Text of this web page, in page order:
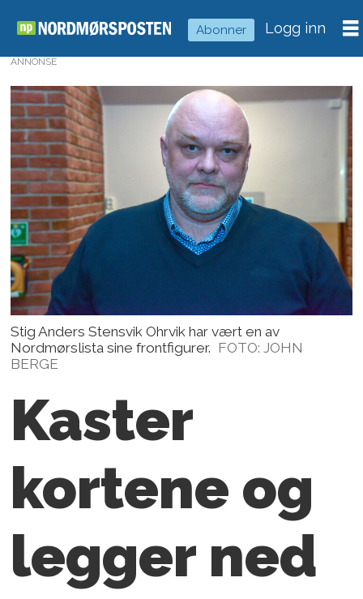
Abonner Logg inn
ANNONSE
Stig Anders Stensvik Ohrvik har vært en av
Nordmørslista sine frontfigurer. FOTO: JOHN
BERGE
Kaster
kortene og
legger ned